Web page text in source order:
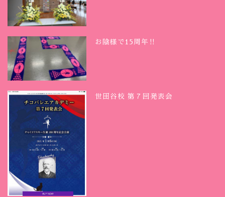
お陰様で15周年‼︎
世田谷校 第７回発表会